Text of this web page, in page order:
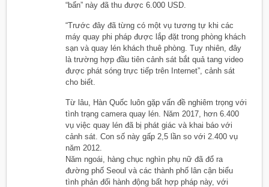
“bẩn” này đã thu được 6.000 USD.
“Trước đây đã từng có một vụ tương tự khi các
máy quay phi pháp được lắp đặt trong phòng khách
sạn và quay lén khách thuê phòng. Tuy nhiên, đây
là trường hợp đầu tiên cảnh sát bắt quả tang video
được phát sóng trực tiếp trên Internet”, cảnh sát
cho biết.
Từ lâu, Hàn Quốc luôn gặp vấn đề nghiêm trọng với
tình trạng camera quay lén. Năm 2017, hơn 6.400
vụ việc quay lén đã bị phát giác và khai báo với
cảnh sát. Con số này gấp 2,5 lần so với 2.400 vụ
năm 2012.
Năm ngoái, hàng chục nghìn phụ nữ đã đổ ra
đường phố Seoul và các thành phố lân cận biểu
tình phản đối hành động bất hợp pháp này, với